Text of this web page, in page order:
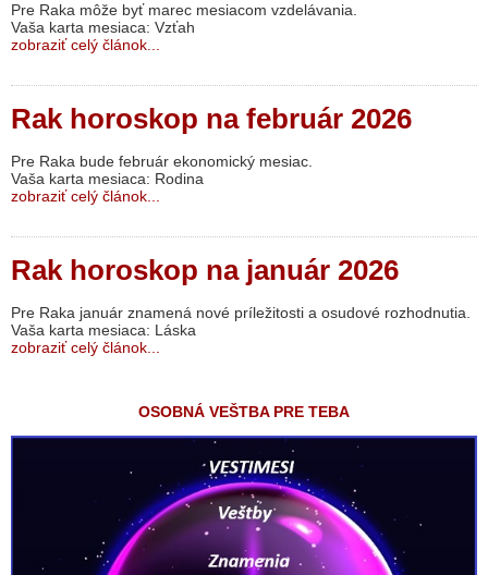
OSOBNÁ VEŠTBA PRE TEBA
Pre Raka môže byť marec mesiacom vzdelávania.
Vaša karta mesiaca: Vzťah
zobraziť celý článok...
Rak horoskop na február 2026
Pre Raka bude február ekonomický mesiac.
Vaša karta mesiaca: Rodina
zobraziť celý článok...
Rak horoskop na január 2026
Pre Raka január znamená nové príležitosti a osudové rozhodnutia.
Vaša karta mesiaca: Láska
zobraziť celý článok...